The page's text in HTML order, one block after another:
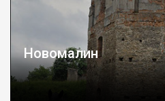
Новомалин